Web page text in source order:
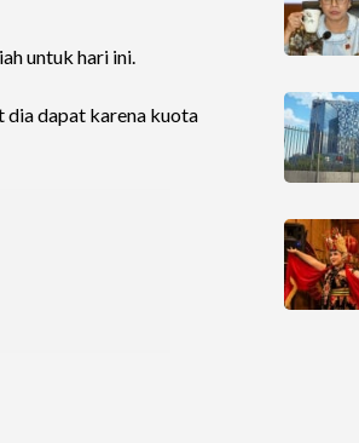
untuk hari ini.
dia dapat karena kuota